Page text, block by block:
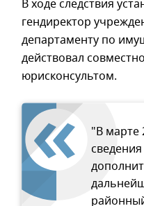
В ходе следствия
гендиректор
департаменту по
действовал
юрисконсультом.
"В марте